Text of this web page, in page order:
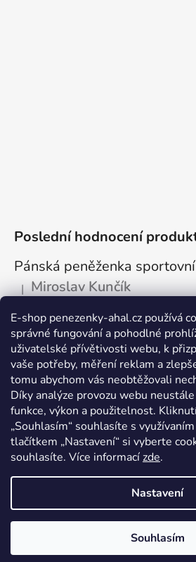
E-shop penezenky-ahal.cz používá
správné fungování a pohodlné
uživatelské přívětivosti webu, k
vaše potřeby, měření reklam a
tomu abychom vás neobtěžovali
Díky analýze provozu webu
funkce, výkon a použitelnost.
„Souhlasím“ souhlasíte s
tlačítkem „Nastavení“ si vyberte
souhlasíte. Více informacízde.
Nastavení
Souhlasím
Poslední hodnocení
Pánská peněženka sportovní
Hodnocení produktu je 5 z 5
| Miroslav Kunčík
OK
Kožená dokladovka tmavá
Hodnocení produktu je 5 z 5
| Vlastimil Šajtar
Spokojený ,rychle a spolehlivě
Kožená peněženka na
Hodnocení produktu je 5 z 5
| Katarína Kutlíková
Vytvořil
peněženky
vyhrazena.Upravit